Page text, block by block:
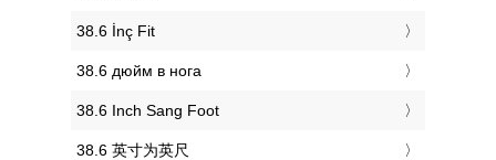
‎38.6 İnç Fit
‎38.6 дюйм в нога
‎38.6 Inch Sang Foot
‎38.6 英寸为英尺